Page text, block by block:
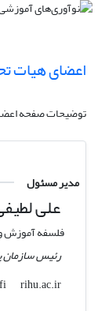
اعضای هیات
توضیحات صفحه
مدیر مسئول
علی
فلسفه آموزش
رئیس سازمان
alilatifi
rihu.ac.ir